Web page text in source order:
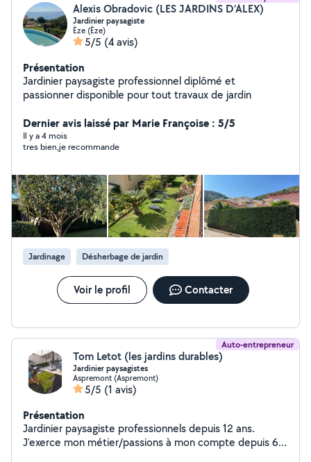
Alexis Obradovic (LES JARDINS D'ALEX)
Jardinier paysagiste
Èze (Èze)
5/5 (4 avis)
Présentation
Jardinier paysagiste professionnel diplômé et
passionner disponible pour tout travaux de jardin
Dernier avis laissé par Marie Françoise : 5/5
Il y a 4 mois
tres bien,je recommande
Jardinage Désherbage de jardin
Voir le profil Contacter
Auto-entrepreneur
Tom Letot (les jardins durables)
Jardinier paysagistes
Aspremont (Aspremont)
5/5 (1 avis)
Présentation
Jardinier paysagiste professionnels depuis 12 ans.
J'exerce mon métier/passions à mon compte depuis 6